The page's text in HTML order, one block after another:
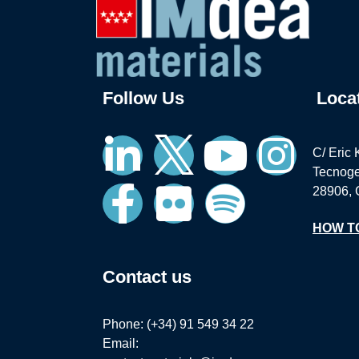
Follow Us
Contact us
Phone: (+34) 91 549 34 22
Email:
C/ Eric
28906,
HOW